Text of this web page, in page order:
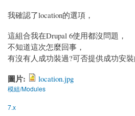
我確認了location的選項，
這組合我在Drupal 6使用都沒問題，
不知道這次怎麼回事，
有沒有人成功裝過?可否提供成功安
圖片: location.jpg
模組/Modules
7.x